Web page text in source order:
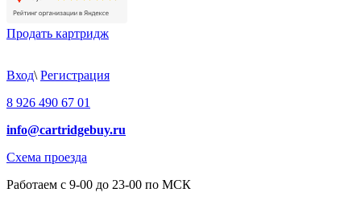
Продать картридж
Вход\ Регистрация
8 926 490 67 01
info@cartridgebuy.ru
Схема проезда
Работаем с 9-00 до 23-00 по МСК